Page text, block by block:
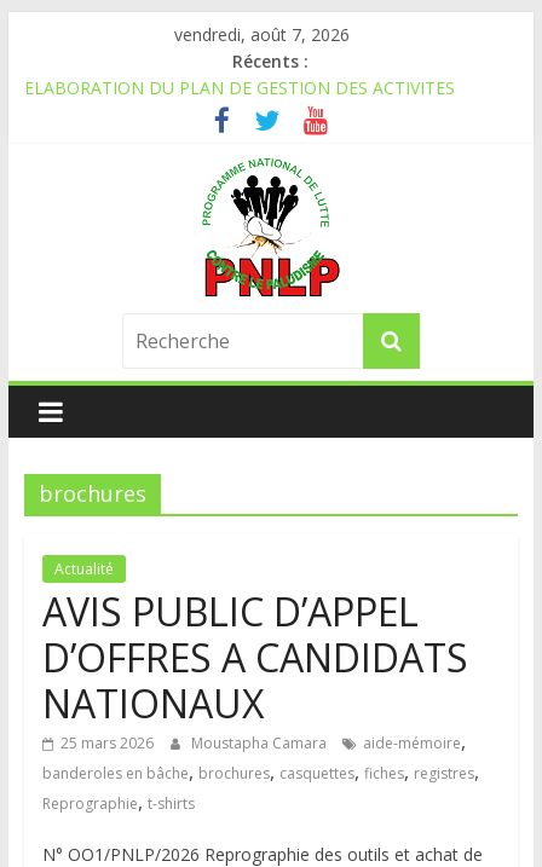
vendredi, août 7, 2026
Récents :
ELABORATION DU PLAN DE GESTION DES ACTIVITES
TRANSFRONTALIERES DE LUTTE CONTRE LE PALUDISME
AVIS PUBLIC D’APPEL D’OFFRES A CANDIDATS NATIONAUX
APPEL A CANDIDATURE
AVIS D’APPEL D’OFFRES NATIONAL
brochures
Actualité
AVIS PUBLIC D’APPEL
D’OFFRES A CANDIDATS
NATIONAUX
25 mars 2026 Moustapha Camara aide-mémoire,
banderoles en bâche, brochures, casquettes, fiches, registres,
Reprographie, t-shirts
N° OO1/PNLP/2026 Reprographie des outils et achat de